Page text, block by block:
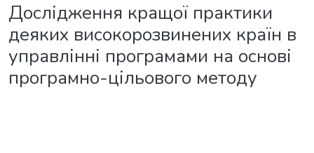
Дослідження кращої практики
деяких високорозвинених країн в
управлінні програмами на основі
програмно-цільового методу